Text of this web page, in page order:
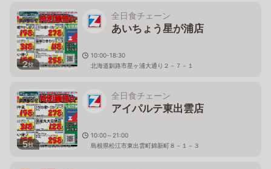
2枚
全日食チェーン
あいちょう星が浦店
10:00-18:30
北海道釧路市星ヶ浦大通り２－７－１
5枚
全日食チェーン
アイパルテ東出雲店
10:00～21:00
島根県松江市東出雲町錦新町８－１－３